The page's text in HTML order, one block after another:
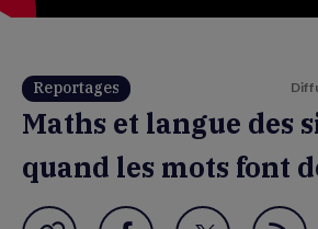
Reportages
Maths et langue des
quand les mots font